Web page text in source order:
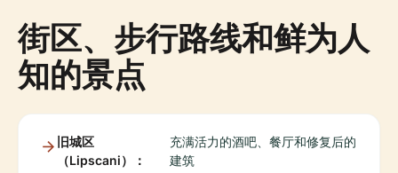
街区、步行路线和鲜为人
知的景点
旧城区
（Lipscani）：
充满活力的酒吧、餐厅和修复后的
建筑